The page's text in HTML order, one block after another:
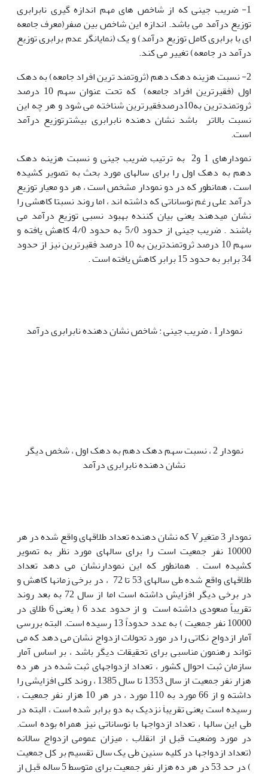
1- ضریب جینی که از شاخص های مهم اندازه گیری نابرابری
توزیع درآمد می باشد. اندازه این شاخص بین صفر(معرف جامعه
ای با برابری کامل توزیع درآمد) و یک (نمایانگر عدم برابری توزیع
درآمد در جامعه) تغییر می کند.
2- نسبت هزینه دهک دهم (ثروتمند ترین افراد جامعه) به دهک
اول (فقیرترین افراد جامعه) که تحت عنوان سهم 10 درصد
ثروتمندترین به10درصدفقیرترین شناخته می شود و هر چه این
نسبت بالاتر باشد نشان دهنده نابرابری بیشترتوزیع درآمد
است.
نمودارهای 1 و2 به ترتیب ضریب جینی و نسبت هزینه دهک
دهم به دهک اول را برای سالهای مورد بحث به تصویر کشیده
است ، همانطور که در دو نمودار مشخص است ، هر دو معیار توزیع
درآمد علی رغم نوساناتی که داشته اند ، اما روند نسبتا کاهشی را
نشان میدهند یعنی بیان کننده بهبود نسبی توزیع درآمد می
باشند . ضریب جینی از حدود 5/0 به حدود 4/0 کاهش یافته و
سهم 10 درصد ثروتمندترین به 10 درصد فقیرترین نیز از حدود
34 برابر به حدود 15 برابر کاهش یافته است .
نمودار1 ، ضریب جینی : شاخص نشان دهنده نابرابری درآمد
نمودار 2 ، نسبت سهم دهک دهم به دهک اول ، شخص دیگر
نشان دهنده نابرابری درآمد
نمودار 3 متغیرV که نشان دهنده تعداد طلاقهای واقع شده در هر
10000 نفر جمعیت است را برای سالهای مورد نظر به تصویر
کشیده است . همانطور که این نمودارنشان می دهد تعداد
طلاقهای واقع شده طی سالهای 53 تا 72 ، در برخی زمانها کاهش و
در برخی دیگر افزایش داشته است اما از سال 72 به بعد روند
تقریباً صعودی داشته است و از حدود عدد 6 ( یعنی 6 طلاق در
10000 نفر جمعیت ) به عدد حدوداً 13 رسیده است. البته بررسی
آمار ازدواج نکاتی را در مورد تحولات ازدواج نشان می دهد که می
تواند رهنمون مناسبی برای تحقیقات دیگر باشد ، بر اساس آمار
سازمان ثبت احوال کشور ، تعداد ازدواجهای ثبت شده در هر ده
هزار نفر جمعیت از سال 1353 تا سال 1385 ، روند کلی افزایشی را
داشته و از 66 مورد به 110 مورد ، در هر 10 هزار نفر جمعیت ،
رسیده است یعنی تقریباَ نزدیک به دو برابر شده است ، البته در
طی این سالها ، تعداد ازدواجها با نوساناتی نیز همراه بوده است.
در مورد وضعیت قبل از انقلاب ، میزان عمومی ازدواج سالانه
(تعداد ازدواجها در کلیه سنین طی یک سال تقسیم بر کل جمعیت
) در حد 53 در هر ده هزار نفر جمعیت برای متوسط 5 ساله قبل از